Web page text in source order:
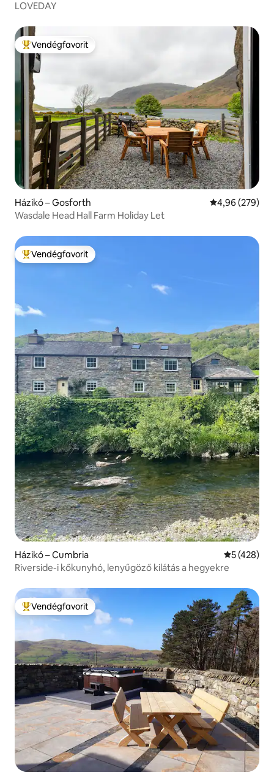
LOVEDAY
Kiemelt vendégfavorit
Vendégfavorit
Házikó – Gosforth Átlagos
4,96 (279)
Wasdale Head Hall Farm Holiday Let
Kiemelt vendégfavorit
Vendégfavorit
Házikó – Cumbria Átlagos
5 (428)
Riverside-i kőkunyhó, lenyűgöző kilátás a hegyekre
Kiemelt vendégfavorit
Vendégfavorit